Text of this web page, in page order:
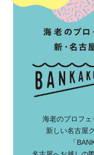
海老のプロフェ
新しい名古屋
「